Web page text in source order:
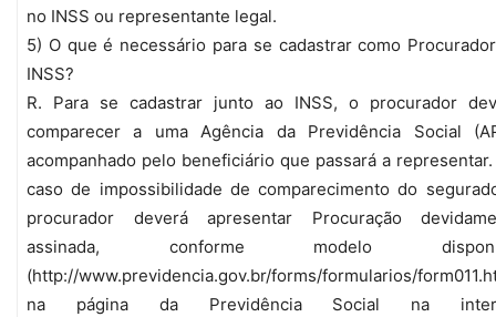
no INSS ou representante legal.
5) O que é necessário para se cadastrar como
INSS?
R. Para se cadastrar junto ao INSS, o procurador
comparecer a uma Agência da Previdência Social
acompanhado pelo beneficiário que passará a representar.
caso de impossibilidade de comparecimento do
procurador deverá apresentar Procuração
assinada, conforme modelo
(http://www.previdencia.gov.br/forms/formularios/
na página da Previdência Social na